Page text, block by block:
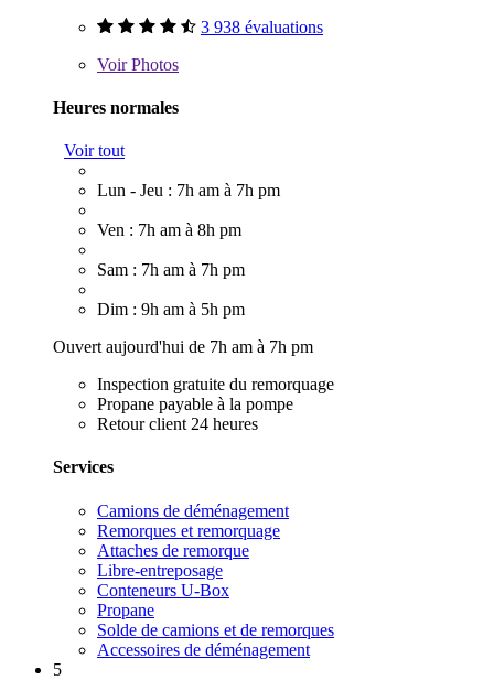
3 938 évaluations
VoirPhotos
Heures normales
Voir tout
Lun - Jeu : 7h am à 7h pm
Ven : 7h am à 8h pm
Sam : 7h am à 7h pm
Dim : 9h am à 5h pm
Ouvert aujourd'hui de 7h am à 7h pm
Inspection gratuite du remorquage
Propane payable à la pompe
Retour client 24 heures
Services
Camions de déménagement
Remorques et remorquage
Attaches de remorque
Libre-entreposage
Conteneurs U-Box
Propane
Solde de camions et de remorques
Accessoires de déménagement
5